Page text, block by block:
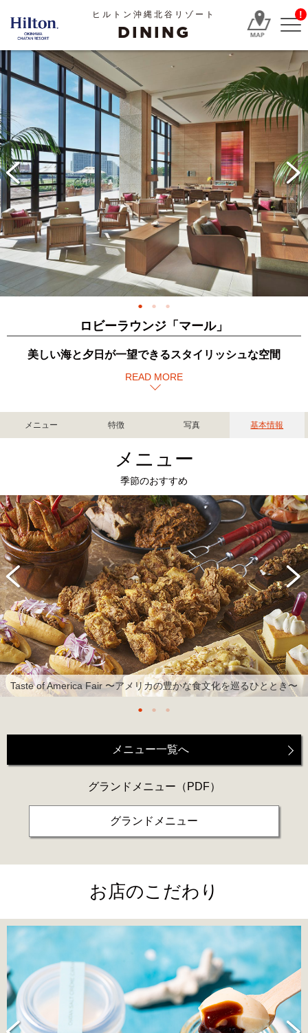
ヒルトン沖縄北谷リゾート
DINING
!
ロビーラウンジ「マール」
美しい海と夕日が一望できるスタイリッシュな空間
READ MORE
メニュー 特徴 写真 基本情報
メニュー
季節のおすすめ
Taste of America Fair 〜アメリカの豊かな食文化を巡るひととき〜
メニュー一覧へ
グランドメニュー （PDF）
グランドメニュー
お店のこだわり